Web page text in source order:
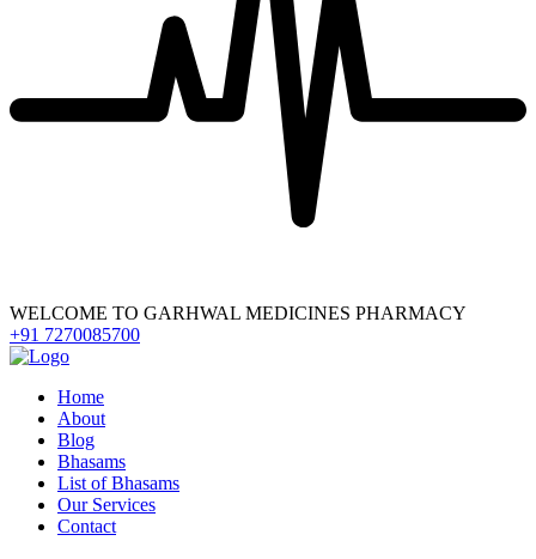
WELCOME TO GARHWAL MEDICINES PHARMACY
+91 7270085700
Home
About
Blog
Bhasams
List of Bhasams
Our Services
Contact